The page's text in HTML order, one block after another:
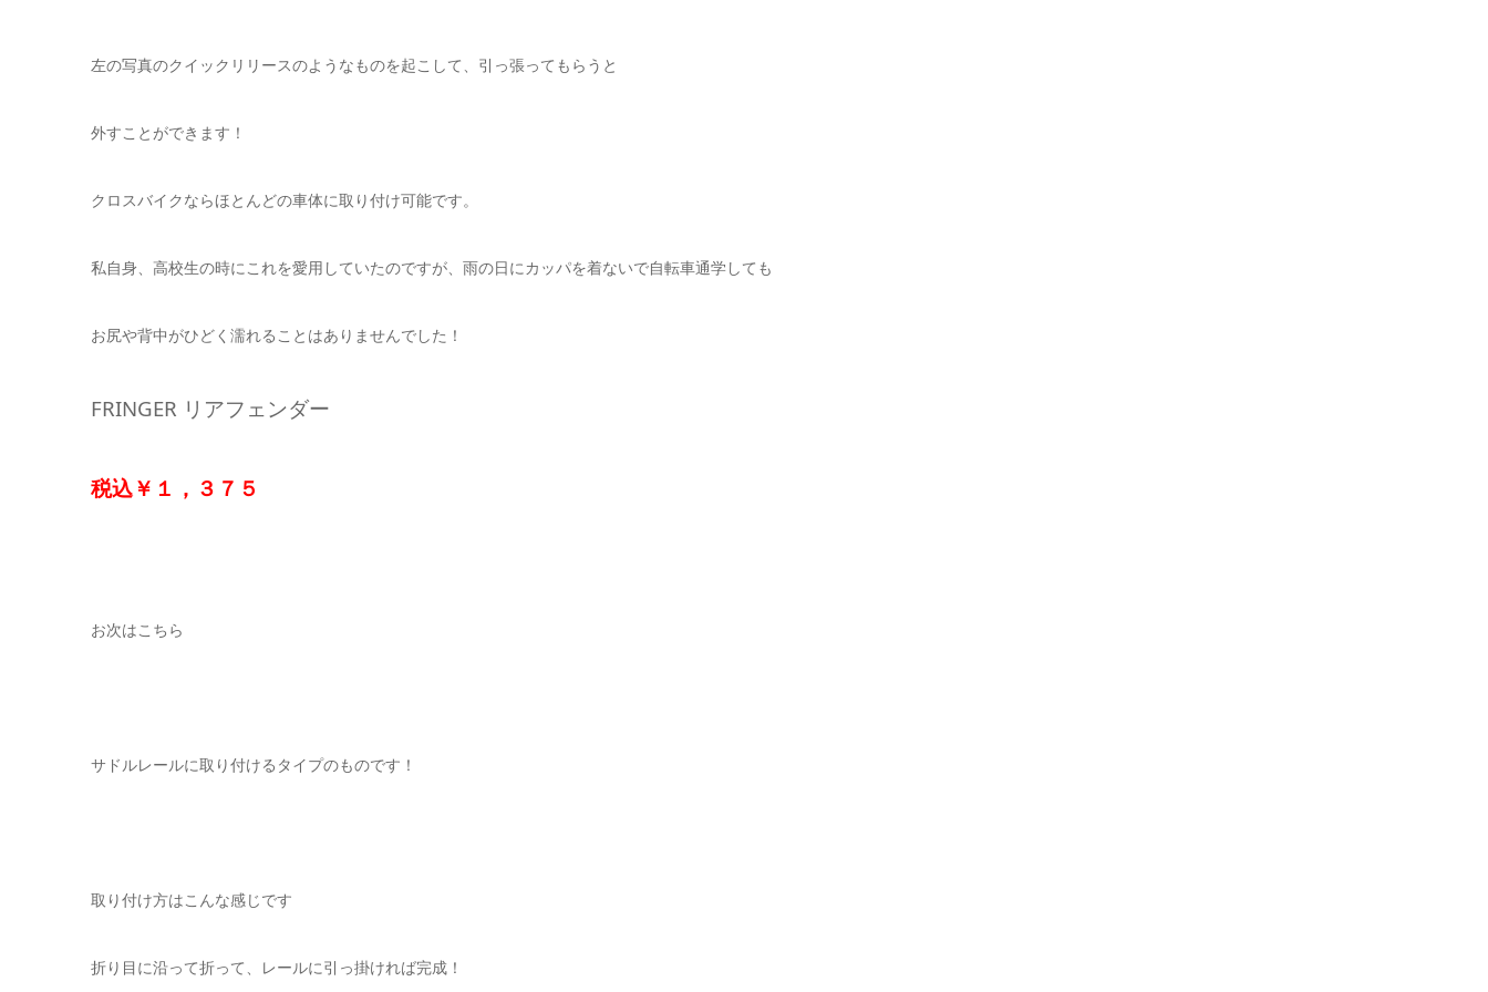
左の写真のクイックリリースのようなものを起こして、引っ張ってもらうと
外すことができます！
クロスバイクならほとんどの車体に取り付け可能です。
私自身、高校生の時にこれを愛用していたのですが、雨の日にカッパを着ないで自転車通学しても
お尻や背中がひどく濡れることはありませんでした！
FRINGER リアフェンダー
税込￥１，３７５
お次はこちら
サドルレールに取り付けるタイプのものです！
取り付け方はこんな感じです
折り目に沿って折って、レールに引っ掛ければ完成！